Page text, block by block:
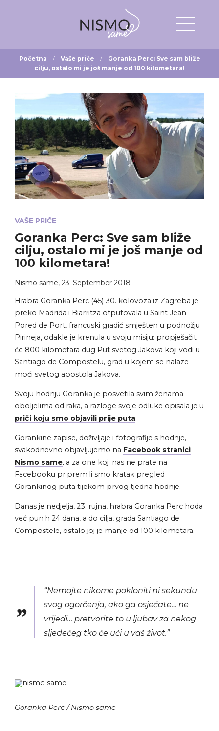
Početna Vaše priče
Goranka Perc: Sve sam bliže
cilju, ostalo mi je još manje od 100 kilometara!
VAŠE PRIČE
Goranka Perc: Sve sam bliže
cilju, ostalo mi je još manje od
100 kilometara!
Nismo same, 23. September 2018.
Hrabra Goranka Perc (45) 30. kolovoza iz Zagreba je
preko Madrida i Biarritza otputovala u Saint Jean
Pored de Port, francuski gradić smješten u podnožju
Pirineja, odakle je krenula u svoju misiju: propješačit
će 800 kilometara dug Put svetog Jakova koji vodi u
Santiago de Compostelu, grad u kojem se nalaze
moći svetog apostola Jakova.
Svoju hodnju Goranka je posvetila svim ženama
oboljelima od raka, a razloge svoje odluke opisala je u
priči koju smo objavili prije puta.
Gorankine zapise, doživljaje i fotografije s hodnje,
svakodnevno objavljujemo na Facebook stranici
Nismo same, a za one koji nas ne prate na
Facebooku pripremili smo kratak pregled
Gorankinog puta tijekom prvog tjedna hodnje.
Danas je nedjelja, 23. rujna, hrabra Goranka Perc hoda
već punih 24 dana, a do cilja, grada Santiago de
Compostele, ostalo joj je manje od 100 kilometara.
“Nemojte nikome pokloniti ni sekundu
svog ogorčenja, ako ga osjećate… ne
vrijedi… pretvorite to u ljubav za nekog
sljedećeg tko će ući u vaš život.”
Goranka Perc / Nismo same